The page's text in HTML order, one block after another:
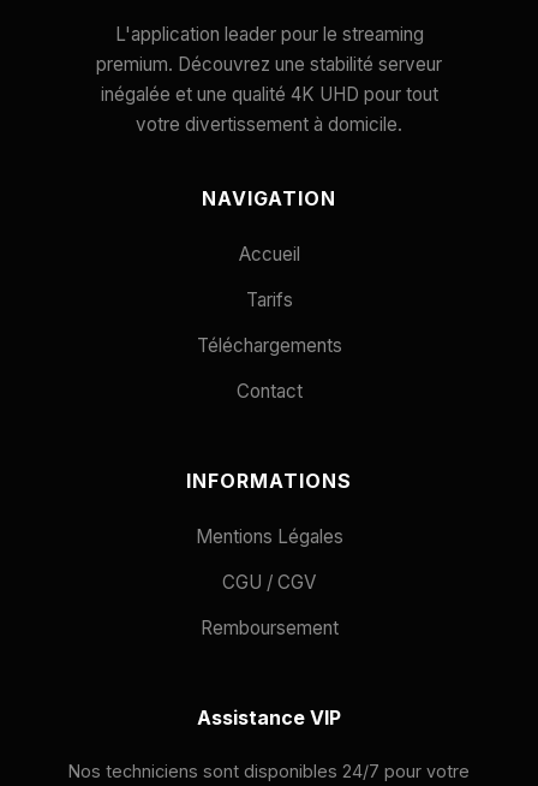
L'application leader pour le streaming
premium. Découvrez une stabilité serveur
inégalée et une qualité 4K UHD pour tout
votre divertissement à domicile.
NAVIGATION
Accueil
Tarifs
Téléchargements
Contact
INFORMATIONS
Mentions Légales
CGU / CGV
Remboursement
Assistance VIP
Nos techniciens sont disponibles 24/7 pour votre